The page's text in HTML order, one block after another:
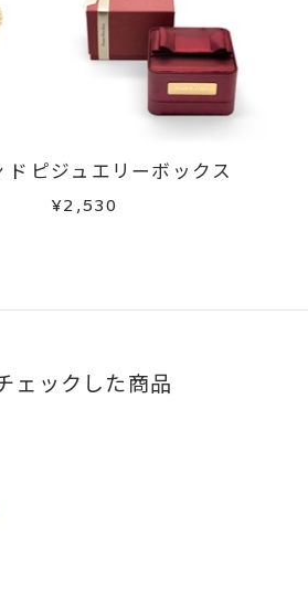
ドピジュエリーボックス
¥2,530
ェックした商品